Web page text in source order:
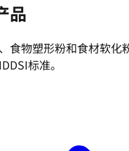
品
食物塑形粉和食材软化
标准。